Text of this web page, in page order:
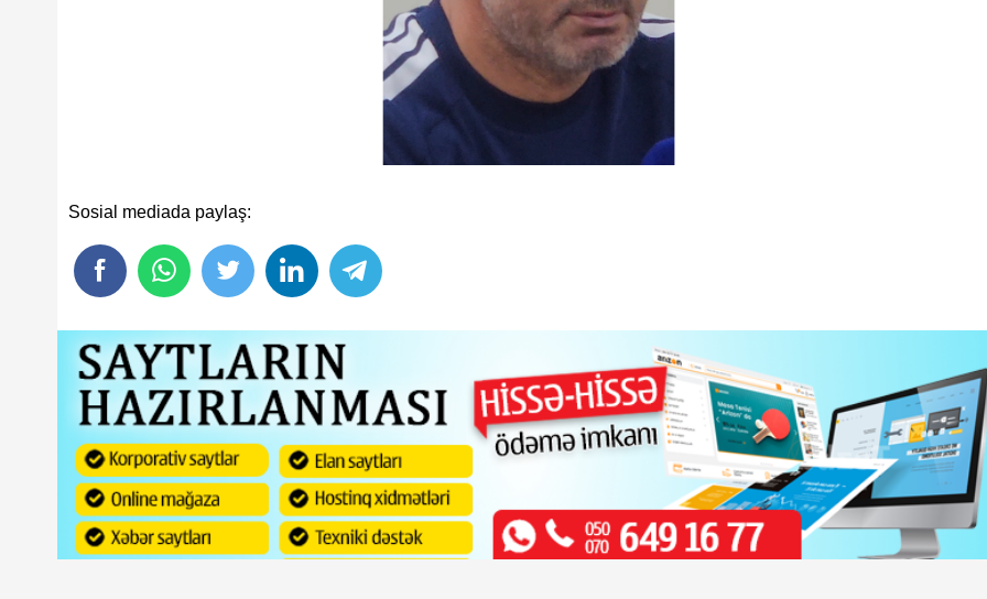
Sosial mediada paylaş:
aparan prezident: Maqsud
Rövşən Nəcəfin Elxan Məmmədova
məğlubiyyəti